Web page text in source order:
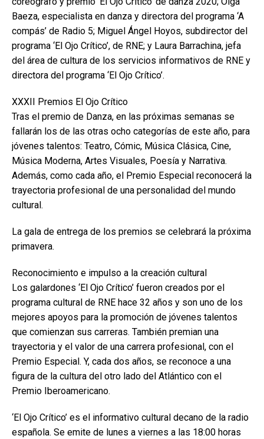
Baeza, especialista en danza y directora del programa ‘A
compás’ de Radio 5; Miguel Ángel Hoyos, subdirector del
programa ‘El Ojo Crítico’, de RNE; y Laura Barrachina, jefa
del área de cultura de los servicios informativos de RNE y
directora del programa ‘El Ojo Crítico’.
XXXII Premios El Ojo Crítico
Tras el premio de Danza, en las próximas semanas se
fallarán los de las otras ocho categorías de este año, para
jóvenes talentos: Teatro, Cómic, Música Clásica, Cine,
Música Moderna, Artes Visuales, Poesía y Narrativa.
Además, como cada año, el Premio Especial reconocerá la
trayectoria profesional de una personalidad del mundo
cultural.
La gala de entrega de los premios se celebrará la próxima
primavera.
Reconocimiento e impulso a la creación cultural
Los galardones ‘El Ojo Crítico’ fueron creados por el
programa cultural de RNE hace 32 años y son uno de los
mejores apoyos para la promoción de jóvenes talentos
que comienzan sus carreras. También premian una
trayectoria y el valor de una carrera profesional, con el
Premio Especial. Y, cada dos años, se reconoce a una
figura de la cultura del otro lado del Atlántico con el
Premio Iberoamericano.
‘El Ojo Crítico’ es el informativo cultural decano de la radio
española. Se emite de lunes a viernes a las 18:00 horas